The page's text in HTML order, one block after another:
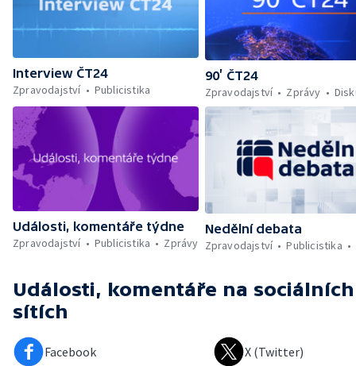
Interview ČT24
Zpravodajství
Publicistika
90’ ČT24
Zpravodajství
Zprávy
Události, komentáře týdne
Zpravodajství
Publicistika Zprávy
Nedělní debata
Zpravodajství
Publicistika
Události, komentáře na sociálních
sítích
Facebook X (Twitter)